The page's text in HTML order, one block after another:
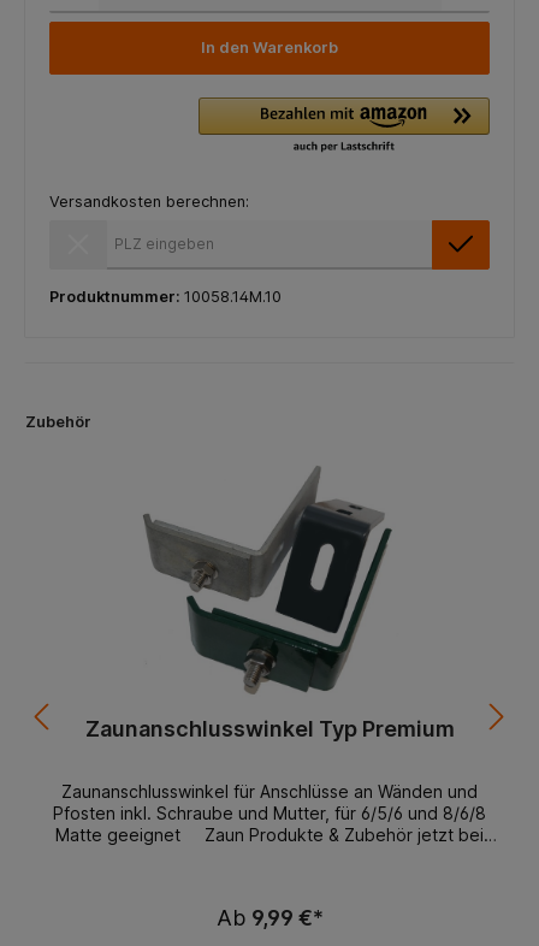
In den Warenkorb
Versandkosten berechnen:
Produktnummer: 10058.14M.10
Zubehör
Zaunanschlusswinkel Typ Premium
Zaunanschlusswinkel für Anschlüsse an Wänden und
Pfosten inkl. Schraube und Mutter, für 6/5/6 und 8/6/8
Matte geeignet Zaun Produkte & Zubehör jetzt bei
finden Sie alles, was Sie für Ihren Zaunbau benötigen,
Ab 9,99 €*